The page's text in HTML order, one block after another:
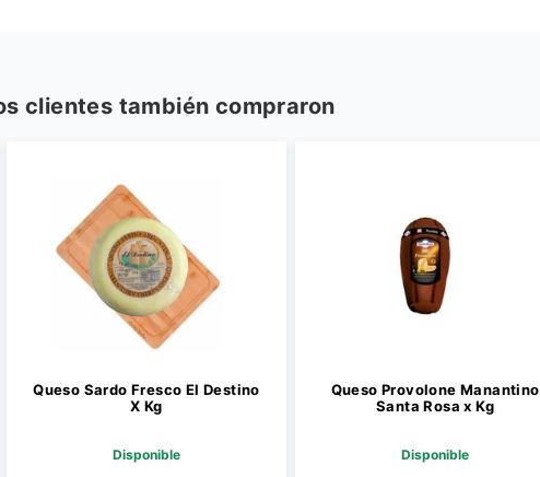
clientes también compraron
Queso Sardo Fresco El Destino
X Kg
Disponible
Queso Provolone Manantino
Santa Rosa x Kg
Disponible